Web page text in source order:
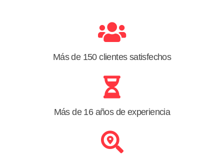
Más de 150 clientes satisfechos
Más de 16 años de experiencia